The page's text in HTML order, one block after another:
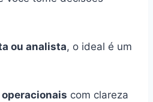
ou analista, o ideal é um
com clareza